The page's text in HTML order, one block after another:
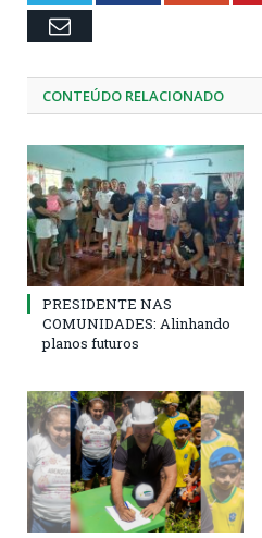
Email
CONTEÚDO RELACIONADO
PRESIDENTE NAS
COMUNIDADES: Alinhando
planos futuros